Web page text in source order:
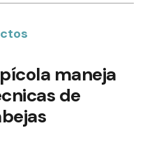
maneja
de